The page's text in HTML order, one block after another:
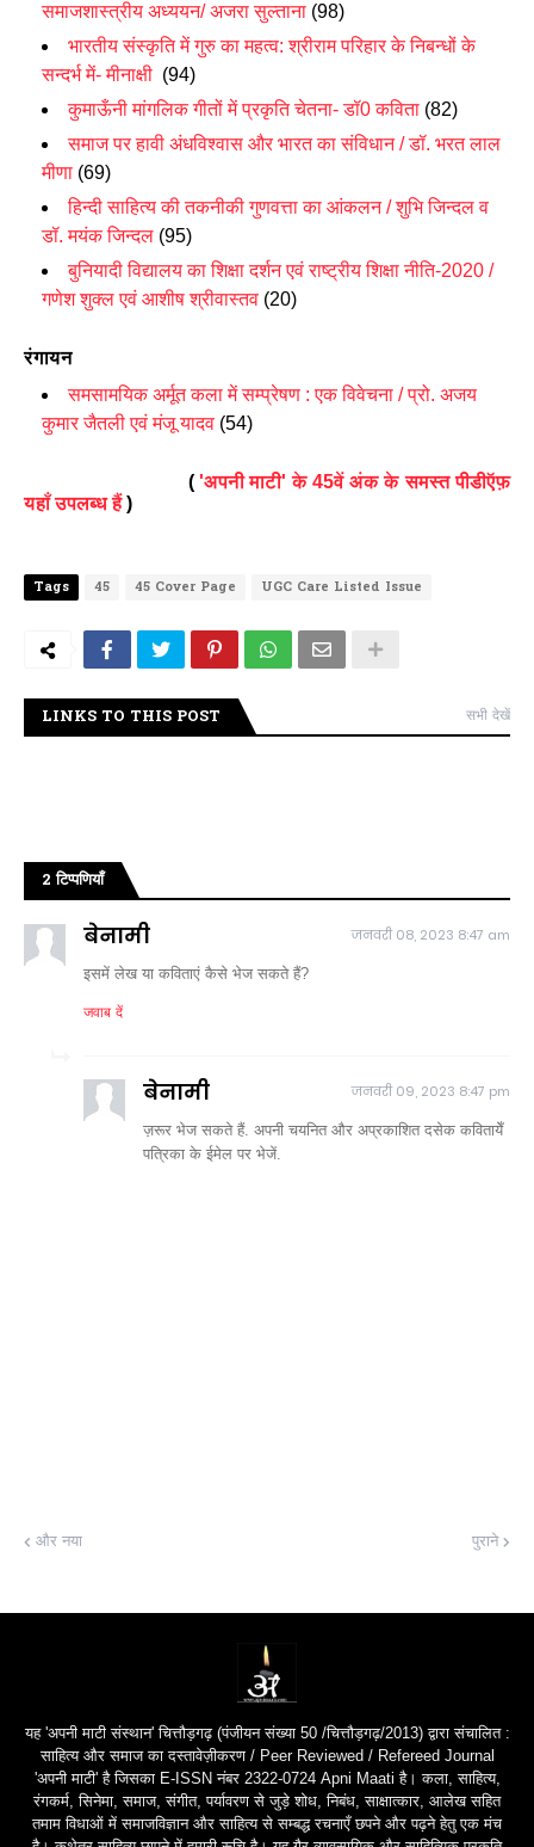
समाजशास्त्रीय अध्ययन/अजरा सुल्ताना (98)
भारतीय संस्कृति में गुरु का महत्व: श्रीराम परिहार के निबन्धों के
सन्दर्भ में- मीनाक्षी (94)
कुमाऊँनी मांगलिक गीतों में प्रकृति चेतना- डॉ0 कविता (82)
समाज पर हावी अंधविश्वास और भारत का संविधान / डॉ. भरत लाल
मीणा (69)
हिन्दी साहित्य की तकनीकी गुणवत्ता का आंकलन / शुभि जिन्दल व
डॉ. मयंक जिन्दल (95)
बुनियादी विद्यालय का शिक्षा दर्शन एवं राष्ट्रीय शिक्षा नीति-2020 /
गणेश शुक्ल एवं आशीष श्रीवास्तव (20)
रंगायन
समसामयिक अर्मूत कला में सम्प्रेषण : एक विवेचना / प्रो. अजय
कुमार जैतली एवं मंजू यादव (54)
( 'अपनी माटी' के 45वें अंक के समस्त पीडीऍफ़
यहाँ उपलब्ध हैं)
Tags 45 45 Cover Page UGC Care Listed Issue
LINKS TO THIS POST सभी देखें
2 टिप्पणियाँ
बेनामी जनवरी 08, 2023 8:47 am
इसमें लेख या कविताएं कैसे भेज सकते हैं?
जवाब दें
बेनामी जनवरी 09, 2023 8:47 pm
ज़रूर भेज सकते हैं. अपनी चयनित और अप्रकाशित दसेक कवितायेँ
पत्रिका के ईमेल पर भेजें.
और नया पुराने
यह 'अपनी माटी संस्थान' चित्तौड़गढ़ (पंजीयन संख्या 50 /चित्तौड़गढ़/2013) द्वारा संचालित :
साहित्य और समाज का दस्तावेज़ीकरण / Peer Reviewed / Refereed Journal
'अपनी माटी' है जिसका E-ISSN नंबर 2322-0724 Apni Maati है। कला, साहित्य,
रंगकर्म, सिनेमा, समाज, संगीत, पर्यावरण से जुड़े शोध, निबंध, साक्षात्कार, आलेख सहित
तमाम विधाओं में समाजविज्ञान और साहित्य से सम्बद्ध रचनाएँ छपने और पढ़ने हेतु एक मंच